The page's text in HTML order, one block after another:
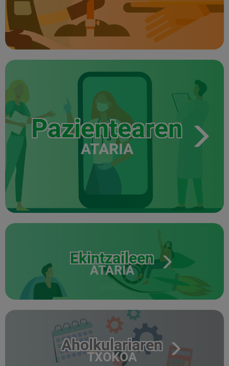
Pazientearen
ATARIA
Ekintzaileen
ATARIA
Aholkulariaren
TXOKOA